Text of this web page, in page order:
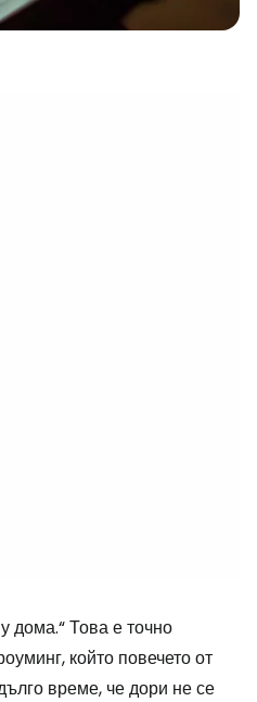
дома.“ Това е точно
който повечето от
време, че дори не се